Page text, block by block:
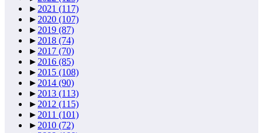
► 2021 (117)
► 2020 (107)
► 2019 (87)
► 2018 (74)
► 2017 (70)
► 2016 (85)
► 2015 (108)
► 2014 (90)
► 2013 (113)
► 2012 (115)
► 2011 (101)
► 2010 (72)